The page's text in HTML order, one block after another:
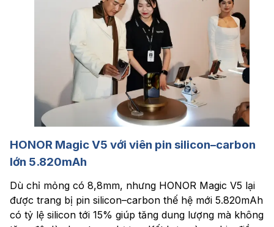
HONOR Magic V5 với viên pin silicon–carbon
lớn 5.820mAh
Dù chỉ mỏng có 8,8mm, nhưng HONOR Magic V5 lại
được trang bị pin silicon–carbon thế hệ mới 5.820mAh
có tỷ lệ silicon tới 15% giúp tăng dung lượng mà không